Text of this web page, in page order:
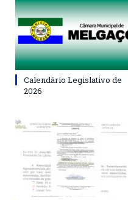
Calendário Legislativo de
2026